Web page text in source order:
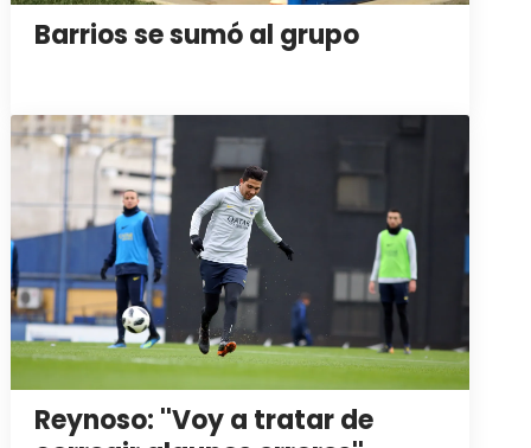
Barrios se sumó al grupo
Reynoso: ''Voy a tratar de